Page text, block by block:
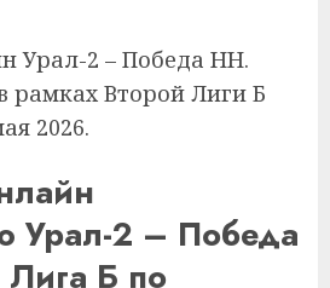
Урал-2 – Победа НН.
рамках Второй Лиги Б
2026.
Урал-2 – Победа
Б по